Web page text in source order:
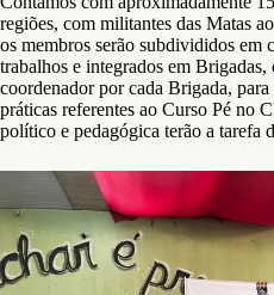
regiões, com militantes das Matas
os membros serão subdivididos em
trabalhos e integrados em
coordenador por cada Brigada,
práticas referentes ao Curso Pé no
político e pedagógica terão a tarefa